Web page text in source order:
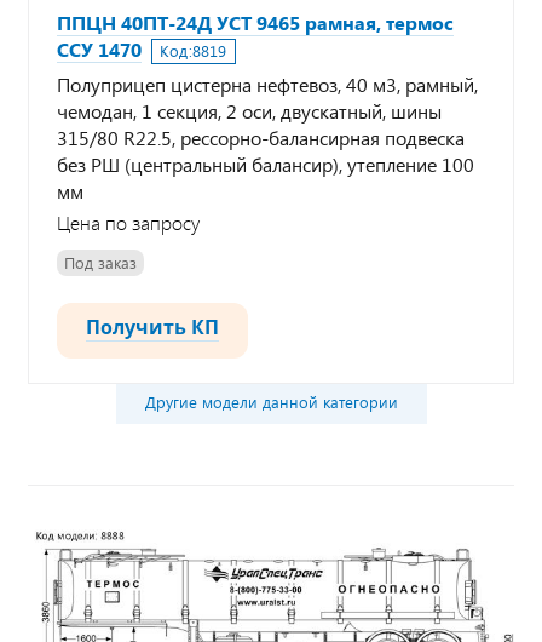
ППЦН 40ПТ-24Д УСТ 9465 рамная, термос
ССУ 1470
Код:8819
Полуприцеп цистерна нефтевоз, 40 м3, рамный,
чемодан, 1 секция, 2 оси, двускатный, шины
315/80 R22.5, рессорно-балансирная подвеска
без РШ (центральный балансир), утепление 100
мм
Цена по запросу
Под заказ
Получить КП
Другие модели данной категории